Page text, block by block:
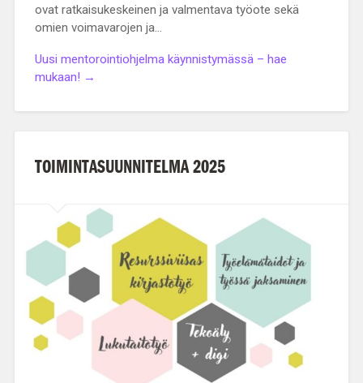
ovat ratkaisukeskeinen ja valmentava työote sekä
omien voimavarojen ja…
Uusi mentorointiohjelma käynnistymässä – hae
mukaan! →
TOIMINTASUUNNITELMA 2025